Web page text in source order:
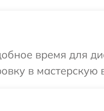
время для
в мастерскую